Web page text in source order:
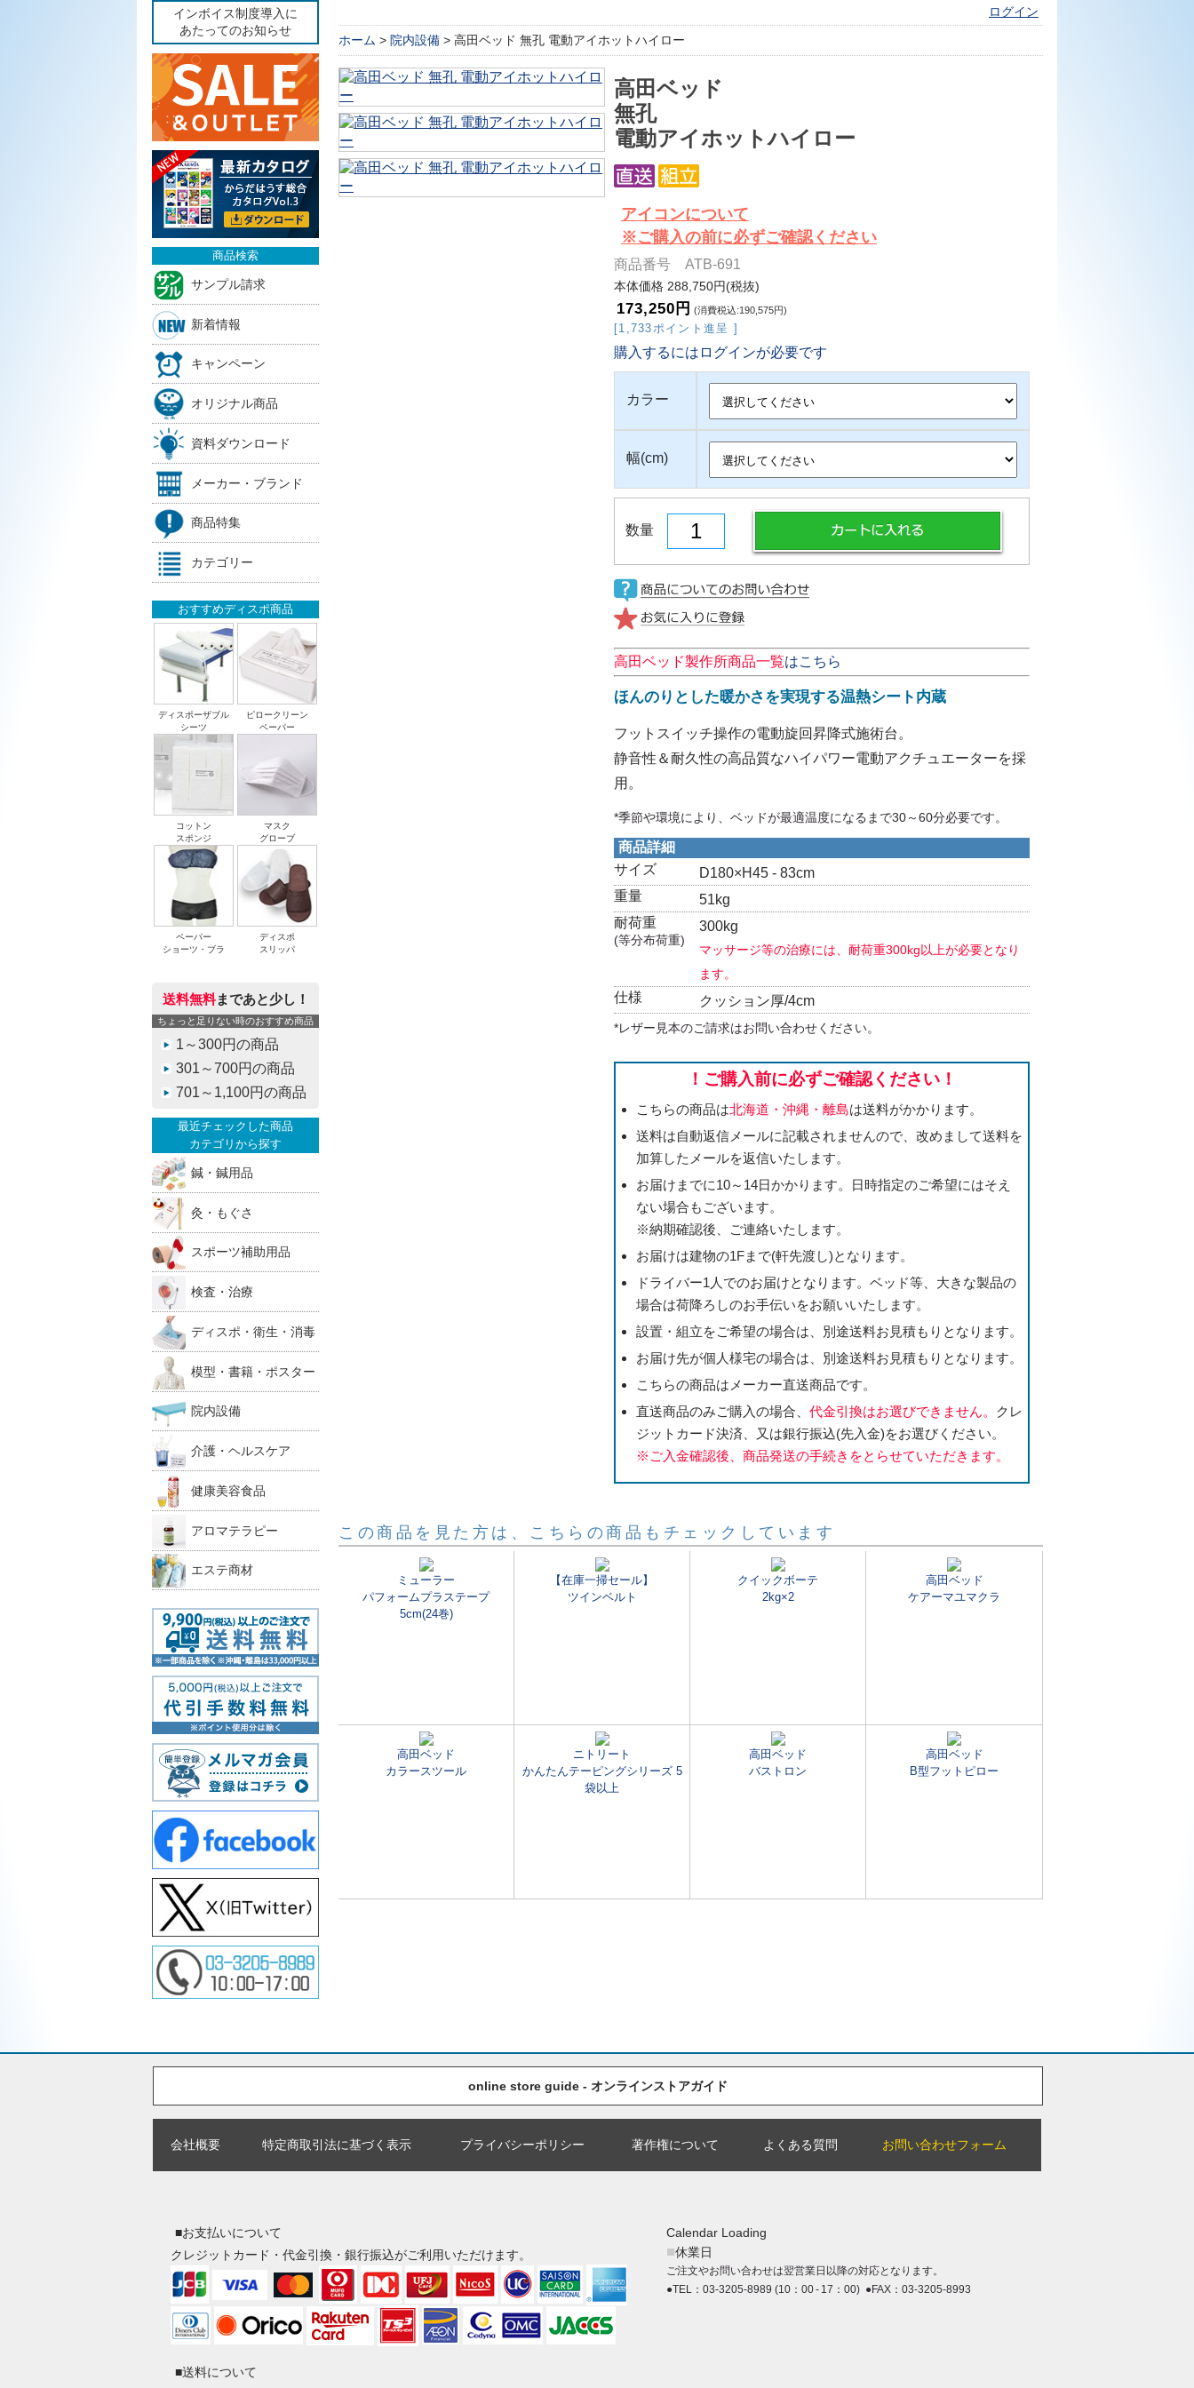
インボイス制度導入に
あたってのお知らせ
商品検索
サンプル請求
新着情報
キャンペーン
オリジナル商品
資料ダウンロード
メーカー・ブランド
商品特集
カテゴリー
おすすめディスポ商品
ディスポーザブル
シーツ
ピロークリーン
ペーパー
コットン
スポンジ
マスク
グローブ
ペーパー
ショーツ・ブラ
ディスポ
スリッパ
送料無料まであと少し！
ちょっと足りない時のおすすめ商品
1～300円の商品
301～700円の商品
701～1,100円の商品
最近チェックした商品
カテゴリから探す
鍼・鍼用品
灸・もぐさ
スポーツ補助用品
検査・治療
ディスポ・衛生・消毒
模型・書籍・ポスター
院内設備
介護・ヘルスケア
健康美容食品
アロマテラピー
エステ商材
ログイン
ホーム > 院内設備 > 高田ベッド 無孔 電動アイホットハイロー
高田ベッド
無孔
電動アイホットハイロー
アイコンについて
※ご購入の前に必ずご確認ください
商品番号 ATB-691
本体価格 288,750円(税抜)
173,250円 (消費税込:190,575円)
[1,733ポイント進呈 ]
購入するにはログインが必要です
カラー
幅(cm)
数量
高田ベッド製作所商品一覧はこちら
ほんのりとした暖かさを実現する温熱シート内蔵
フットスイッチ操作の電動旋回昇降式施術台。
静音性＆耐久性の高品質なハイパワー電動アクチュエーターを採
用。
*季節や環境により、ベッドが最適温度になるまで30～60分必要です。
商品詳細
サイズ
D180×H45 - 83cm
重量
51kg
耐荷重
(等分布荷重)
300kg
マッサージ等の治療には、耐荷重300kg以上が必要となり
ます。
仕様 クッション厚/4cm
*レザー見本のご請求はお問い合わせください。
！ご購入前に必ずご確認ください！
こちらの商品は北海道・沖縄・離島は送料がかかります。
送料は自動返信メールに記載されませんので、改めまして送料を
加算したメールを返信いたします。
お届けまでに10～14日かかります。日時指定のご希望にはそえ
ない場合もございます。
※納期確認後、ご連絡いたします。
お届けは建物の1Fまで(軒先渡し)となります。
ドライバー1人でのお届けとなります。ベッド等、大きな製品の
場合は荷降ろしのお手伝いをお願いいたします。
設置・組立をご希望の場合は、別途送料お見積もりとなります。
お届け先が個人様宅の場合は、別途送料お見積もりとなります。
こちらの商品はメーカー直送商品です。
直送商品のみご購入の場合、代金引換はお選びできません。
クレ
ジットカード決済、又は銀行振込(先入金)をお選びください。
※ご入金確認後、商品発送の手続きをとらせていただきます。
この商品を見た方は、こちらの商品もチェックしています
ミューラー
パフォームプラステープ
5cm(24巻)
【在庫一掃セール】
ツインベルト
クイックボーテ
2kg×2
高田ベッド
ケアーマユマクラ
高田ベッド
カラースツール
ニトリート
かんたんテーピングシリーズ 5
袋以上
高田ベッド
バストロン
高田ベッド
B型フットピロー
online store guide - オンラインストアガイド
会社概要 特定商取引法に基づく表示 プライバシーポリシー 著作権について よくある質問 お問い合わせフォーム
■お支払いについて
クレジットカード・代金引換・銀行振込がご利用いただけます。
■送料について
Calendar Loading
■休業日
ご注文やお問い合わせは翌営業日以降の対応となります。
●TEL：03-3205-8989 (10：00 - 17：00) ●FAX：03-3205-8993